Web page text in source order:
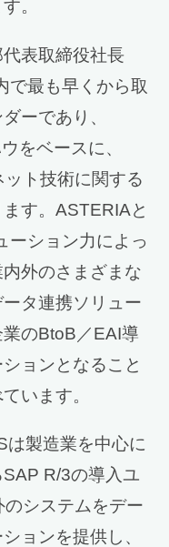
。
表取締役社長
で最も早くから取
ーであり、
をベースに、
ト技術に関する
す。ASTERIAと
ーション力によっ
外のさまざまな
タ連携ソリュー
のBtoB／EAI導
ョンとなること
います。
は製造業を中心に
R/3の導入ユ
システムをデー
ョンを提供し、